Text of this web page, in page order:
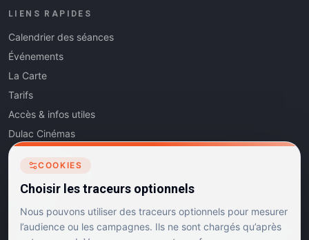
LIENS RAPIDES
Calendrier des séances
Événements
La Carte
Tarifs
Accès & infos utiles
Dulac Cinémas
Cinéma5
Les Dits de l'Art
Contact
COOKIES
Choisir les traceurs optionnels
Nous pouvons utiliser des traceurs optionnels pour mesurer
l’audience ou les campagnes. Ils ne sont chargés qu’après